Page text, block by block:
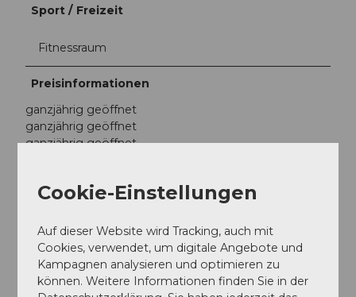
Sport / Freizeit
Fitnessraum
Preisinformationen
ganzjährig geöffnet
ganzjährig geöffnet
ganzjährig geöffnet
ganzjährig geöffnet
ganzjährig geöffnet
ganzjährig geöffnet
ganzjährig geöffnet
ganzjährig geöffnet
Cookie-Einstellungen
Auf dieser Website wird Tracking, auch mit
Cookies, verwendet, um digitale Angebote und
Kampagnen analysieren und optimieren zu
können. Weitere Informationen finden Sie in der